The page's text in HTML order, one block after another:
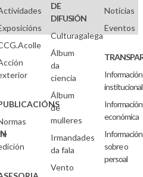
DE
DIFUSIÓN
Culturagalega
Álbum
da
ciencia
Álbum
de
mulleres
Irmandades
da fala
Vento
Noticias
Eventos
Información
institucional
Información
económica
Información
sobre o
persoal